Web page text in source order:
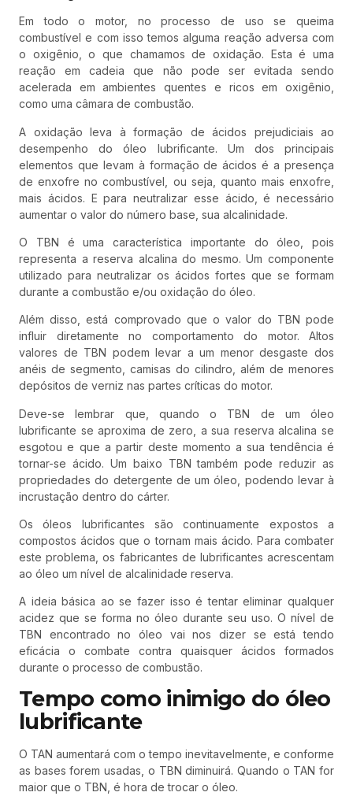
Em todo o motor, no processo de uso se queima
combustível e com isso temos alguma reação adversa com
o oxigênio, o que chamamos de oxidação. Esta é uma
reação em cadeia que não pode ser evitada sendo
acelerada em ambientes quentes e ricos em oxigênio,
como uma câmara de combustão.
A oxidação leva à formação de ácidos prejudiciais ao
desempenho do óleo lubrificante. Um dos principais
elementos que levam à formação de ácidos é a presença
de enxofre no combustível, ou seja, quanto mais enxofre,
mais ácidos. E para neutralizar esse ácido, é necessário
aumentar o valor do número base, sua alcalinidade.
O TBN é uma característica importante do óleo, pois
representa a reserva alcalina do mesmo. Um componente
utilizado para neutralizar os ácidos fortes que se formam
durante a combustão e/ou oxidação do óleo.
Além disso, está comprovado que o valor do TBN pode
influir diretamente no comportamento do motor. Altos
valores de TBN podem levar a um menor desgaste dos
anéis de segmento, camisas do cilindro, além de menores
depósitos de verniz nas partes críticas do motor.
Deve-se lembrar que, quando o TBN de um óleo
lubrificante se aproxima de zero, a sua reserva alcalina se
esgotou e que a partir deste momento a sua tendência é
tornar-se ácido. Um baixo TBN também pode reduzir as
propriedades do detergente de um óleo, podendo levar à
incrustação dentro do cárter.
Os óleos lubrificantes são continuamente expostos a
compostos ácidos que o tornam mais ácido. Para combater
este problema, os fabricantes de lubrificantes acrescentam
ao óleo um nível de alcalinidade reserva.
A ideia básica ao se fazer isso é tentar eliminar qualquer
acidez que se forma no óleo durante seu uso. O nível de
TBN encontrado no óleo vai nos dizer se está tendo
eficácia o combate contra quaisquer ácidos formados
durante o processo de combustão.
Tempo como inimigo do óleo
lubrificante
O TAN aumentará com o tempo inevitavelmente, e conforme
as bases forem usadas, o TBN diminuirá. Quando o TAN for
maior que o TBN, é hora de trocar o óleo.